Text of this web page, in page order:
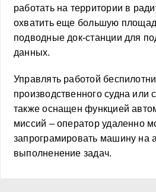
работать на территории в
охватить еще большую
подводные док-станции для
данных.
Управлять работой
производственного судна или
также оснащен функцией
миссий – оператор удаленно
запрограмировать машину на
выполненение задач.